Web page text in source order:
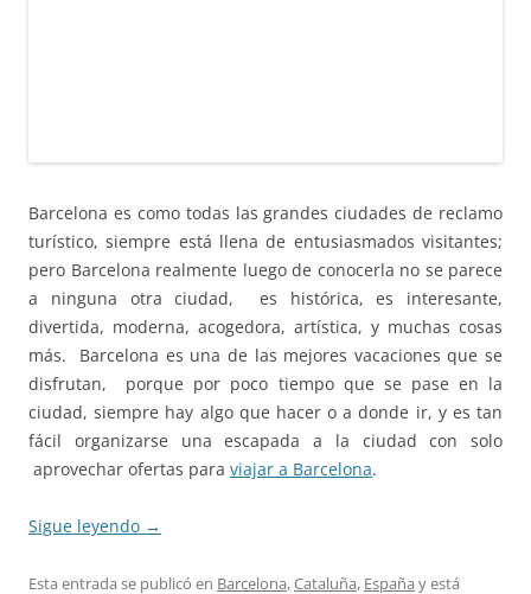
Barcelona es como todas las grandes ciudades de reclamo
turístico, siempre está llena de entusiasmados visitantes;
pero Barcelona realmente luego de conocerla no se parece
a ninguna otra ciudad, es histórica, es interesante,
divertida, moderna, acogedora, artística, y muchas cosas
más. Barcelona es una de las mejores vacaciones que se
disfrutan, porque por poco tiempo que se pase en la
ciudad, siempre hay algo que hacer o a donde ir, y es tan
fácil organizarse una escapada a la ciudad con solo
aprovechar ofertas para viajar a Barcelona.
Sigue leyendo →
Esta entrada se publicó en Barcelona,Cataluña, España y está